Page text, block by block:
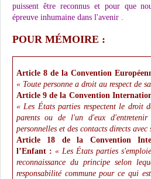
puissent être reconnus et pour que
épreuve inhumaine dans l'avenir .
POUR MÉMOIRE :
Article 8 de la Convention
« Toute personne a droit au respect de
Article 9 de la Convention
« Les États parties respectent le droit
parents ou de l'un d'eux d'entretenir
personnelles et des contacts directs avec
Article 18 de la Convention
l’Enfant : « Les États parties
reconnaissance du principe selon
responsabilité commune pour ce qui